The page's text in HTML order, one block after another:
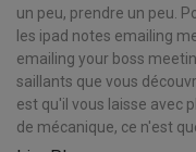
un peu, prendre un peu.
les ipad notes emailing
emailing your boss
saillants que vous
est qu'il vous laisse avec
de mécanique, ce n'est